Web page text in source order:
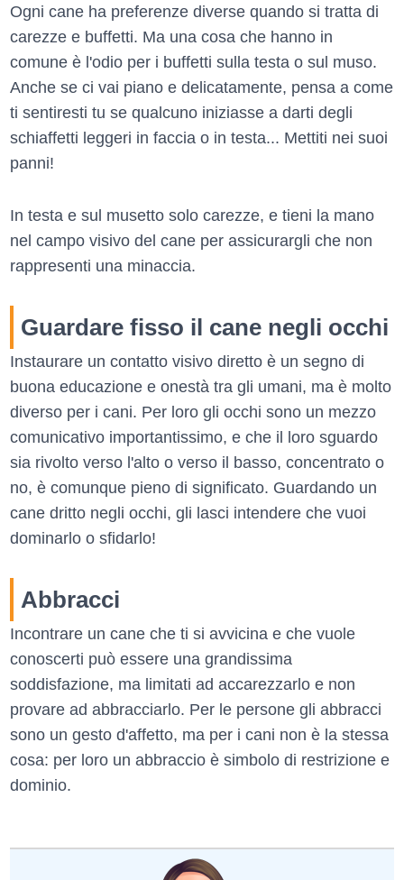
Ogni cane ha preferenze diverse quando si tratta di
carezze e buffetti. Ma una cosa che hanno in
comune è l'odio per i buffetti sulla testa o sul muso.
Anche se ci vai piano e delicatamente, pensa a come
ti sentiresti tu se qualcuno iniziasse a darti degli
schiaffetti leggeri in faccia o in testa... Mettiti nei suoi
panni!
In testa e sul musetto solo carezze, e tieni la mano
nel campo visivo del cane per assicurargli che non
rappresenti una minaccia.
Guardare fisso il cane negli occhi
Instaurare un contatto visivo diretto è un segno di
buona educazione e onestà tra gli umani, ma è molto
diverso per i cani. Per loro gli occhi sono un mezzo
comunicativo importantissimo, e che il loro sguardo
sia rivolto verso l'alto o verso il basso, concentrato o
no, è comunque pieno di significato. Guardando un
cane dritto negli occhi, gli lasci intendere che vuoi
dominarlo o sfidarlo!
Abbracci
Incontrare un cane che ti si avvicina e che vuole
conoscerti può essere una grandissima
soddisfazione, ma limitati ad accarezzarlo e non
provare ad abbracciarlo. Per le persone gli abbracci
sono un gesto d'affetto, ma per i cani non è la stessa
cosa: per loro un abbraccio è simbolo di restrizione e
dominio.